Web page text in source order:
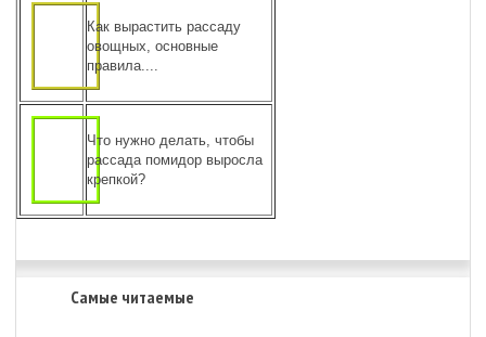
Как вырастить рассаду
овощных, основные
правила....
Что нужно делать, чтобы
рассада помидор выросла
крепкой?
Самые читаемые